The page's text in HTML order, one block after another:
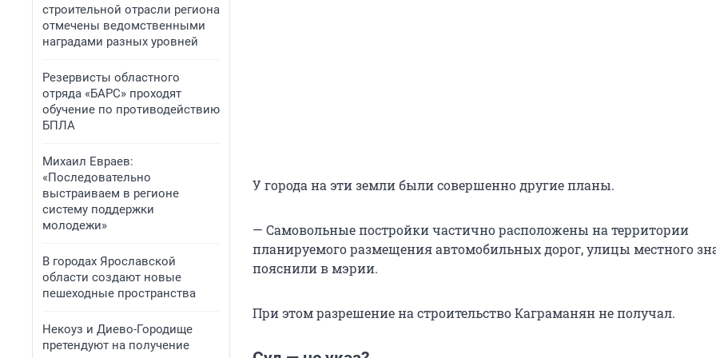
строительной отрасли региона
отмечены ведомственными
наградами разных уровней
​Резервисты областного
отряда «БАРС» проходят
обучение по противодействию
БПЛА
​Михаил Евраев:
«Последовательно
выстраиваем в регионе
систему поддержки
молодежи»
​В городах Ярославской
области создают новые
пешеходные пространства
​Некоуз и Диево-Городище
претендуют на получение
У города на эти земли были совершенно другие планы.
— Самовольные постройки частично расположены на территории
планируемого размещения автомобильных дорог, улицы местного
пояснили в мэрии.
При этом разрешение на строительство Каграманян не получал.